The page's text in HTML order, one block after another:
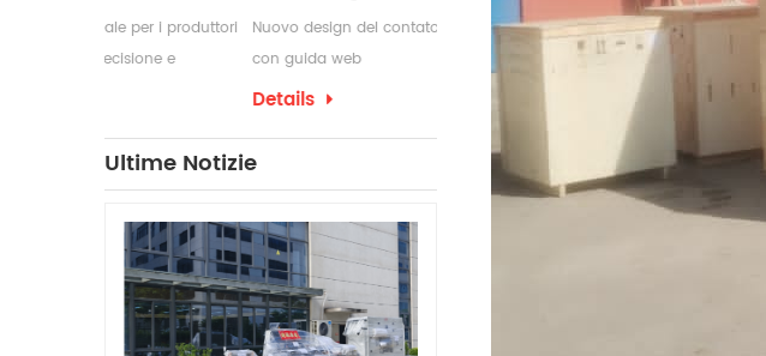
Nuovo design del contatore delle etichette
con guida web
Le macchine riavvolgitrici per etichette sono
comunemente utilizzate nei settori che
richiedono processi di etichettatura e
confezionamento efficienti. Alcune industrie
che spesso richiedono macchine ribobinatrici
per etichette a supporto della loro
Ultime Notizie